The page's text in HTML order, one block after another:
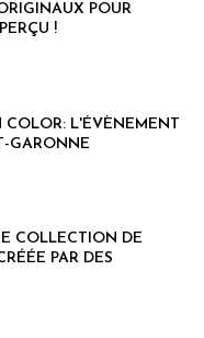
POUR
!
COLOR: L'ÉVÈNEMENT
GARONNE
COLLECTION DE
PAR DES